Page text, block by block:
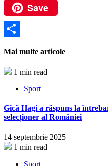
VK
Save
Mai multe articole
1 min read
Sport
Gică Hagi a răspuns la
selecționer al României
14 septembrie 2025
1 min read
Sport